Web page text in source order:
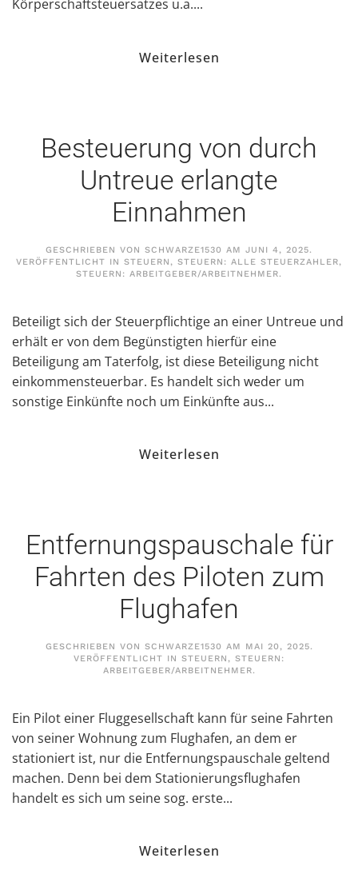
Körperschaftsteuersatzes u.a....
Weiterlesen
Besteuerung von durch
Untreue erlangte
Einnahmen
GESCHRIEBEN VON SCHWARZE1530 AM JUNI 4, 2025.
VERÖFFENTLICHT IN STEUERN, STEUERN: ALLE STEUERZAHLER,
STEUERN: ARBEITGEBER/ARBEITNEHMER.
Beteiligt sich der Steuerpflichtige an einer Untreue und
erhält er von dem Begünstigten hierfür eine
Beteiligung am Taterfolg, ist diese Beteiligung nicht
einkommensteuerbar. Es handelt sich weder um
sonstige Einkünfte noch um Einkünfte aus...
Weiterlesen
Entfernungspauschale für
Fahrten des Piloten zum
Flughafen
GESCHRIEBEN VON SCHWARZE1530 AM MAI 20, 2025.
VERÖFFENTLICHT IN STEUERN, STEUERN:
ARBEITGEBER/ARBEITNEHMER.
Ein Pilot einer Fluggesellschaft kann für seine Fahrten
von seiner Wohnung zum Flughafen, an dem er
stationiert ist, nur die Entfernungspauschale geltend
machen. Denn bei dem Stationierungsflughafen
handelt es sich um seine sog. erste...
Weiterlesen